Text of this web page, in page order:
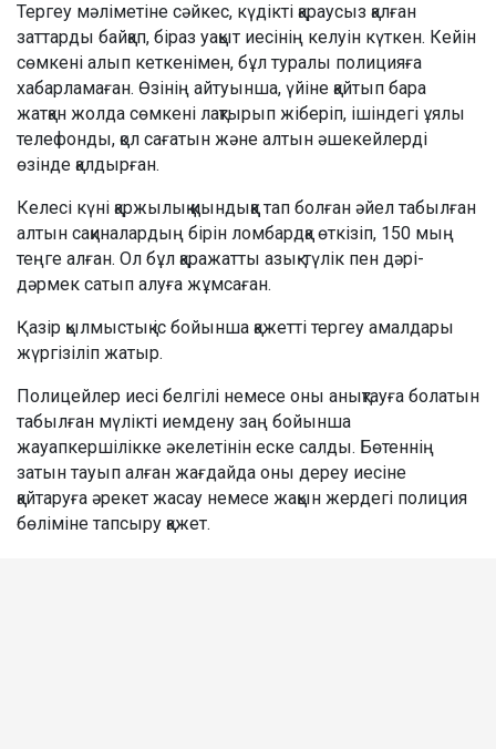
Тергеу мәліметіне сәйкес, күдікті қараусыз қалған
заттарды байқап, біраз уақыт иесінің келуін күткен. Кейін
сөмкені алып кеткенімен, бұл туралы полицияға
хабарламаған. Өзінің айтуынша, үйіне қайтып бара
жатқан жолда сөмкені лақтырып жіберіп, ішіндегі ұялы
телефонды, қол сағатын және алтын әшекейлерді
өзінде қалдырған.
Келесі күні қаржылық қиындыққа тап болған әйел табылған
алтын сақиналардың бірін ломбардқа өткізіп, 150 мың
теңге алған. Ол бұл қаражатты азық-түлік пен дәрі-
дәрмек сатып алуға жұмсаған.
Қазір қылмыстық іс бойынша қажетті тергеу амалдары
жүргізіліп жатыр.
Полицейлер иесі белгілі немесе оны анықтауға болатын
табылған мүлікті иемдену заң бойынша
жауапкершілікке әкелетінін еске салды. Бөтеннің
затын тауып алған жағдайда оны дереу иесіне
қайтаруға әрекет жасау немесе жақын жердегі полиция
бөліміне тапсыру қажет.